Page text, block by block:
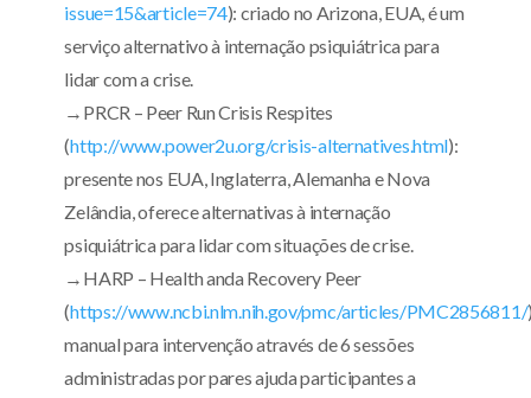
issue=15&article=74): criado no Arizona, EUA, é um
serviço alternativo à internação psiquiátrica para
lidar com a crise.
→PRCR – Peer Run Crisis Respites
(http://www.power2u.org/crisis-alternatives.html):
presente nos EUA, Inglaterra, Alemanha e Nova
Zelândia, oferece alternativas à internação
psiquiátrica para lidar com situações de crise.
→HARP – Health anda Recovery Peer
(https://www.ncbi.nlm.nih.gov/pmc/articles/PMC2856811/
manual para intervenção através de 6 sessões
administradas por pares ajuda participantes a